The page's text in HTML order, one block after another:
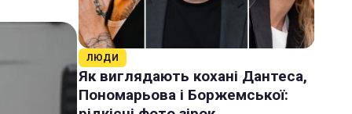
ЛЮДИ
Як виглядають кохані Дантеса,
Пономарьова і Боржемської: